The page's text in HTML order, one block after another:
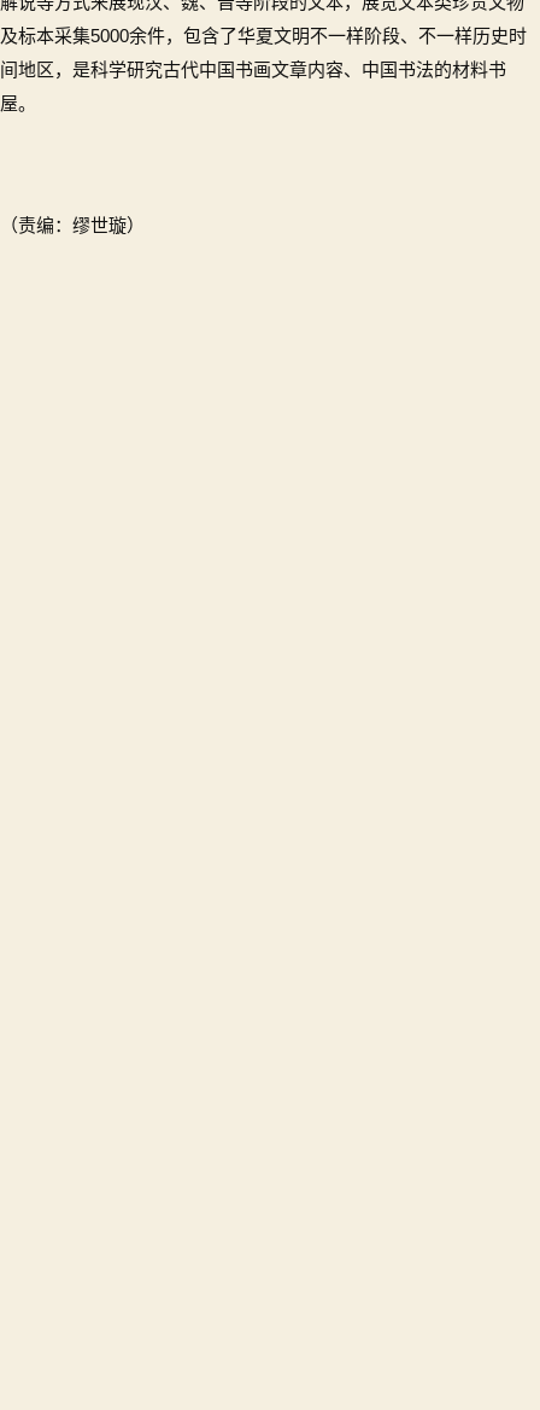
及标本采集5000余件，包含了华夏文明不一样阶段、不一样历史时
间地区，是科学研究古代中国书画文章内容、中国书法的材料书
屋。
（责编：缪世璇）